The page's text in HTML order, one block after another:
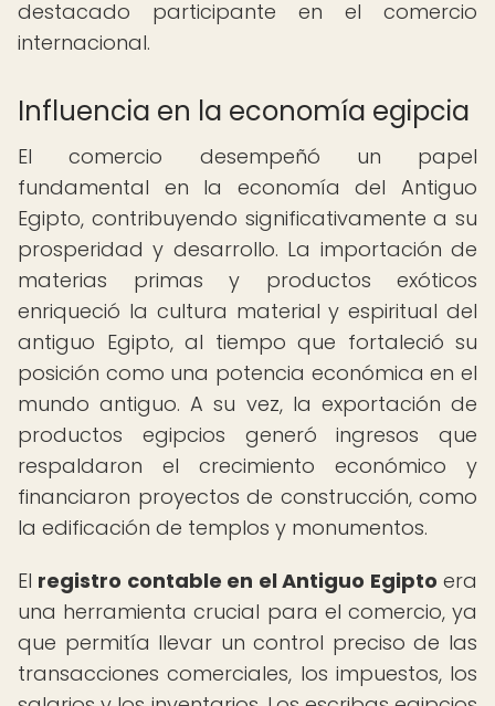
destacado participante en el comercio
internacional.
Influencia en la economía egipcia
El comercio desempeñó un papel
fundamental en la economía del Antiguo
Egipto, contribuyendo significativamente a su
prosperidad y desarrollo. La importación de
materias primas y productos exóticos
enriqueció la cultura material y espiritual del
antiguo Egipto, al tiempo que fortaleció su
posición como una potencia económica en el
mundo antiguo. A su vez, la exportación de
productos egipcios generó ingresos que
respaldaron el crecimiento económico y
financiaron proyectos de construcción, como
la edificación de templos y monumentos.
El registro contable en el Antiguo Egipto era
una herramienta crucial para el comercio, ya
que permitía llevar un control preciso de las
transacciones comerciales, los impuestos, los